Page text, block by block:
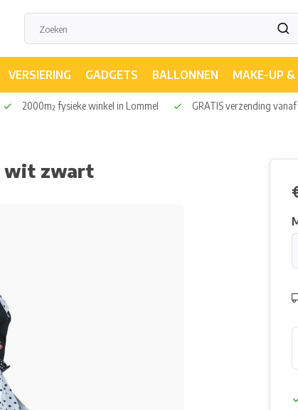
VERSIERING GADGETS BALLONNEN MAKE-UP &
2000m² fysieke winkel in Lommel GRATIS verzending
wit zwart